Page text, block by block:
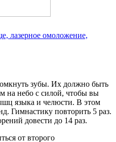
лазерное омоложение,
зубы. Их должно быть
на небо с силой, чтобы вы
языка и челюсти. В этом
Гимнастику повторить 5 раз.
довести до 14 раз.
от второго